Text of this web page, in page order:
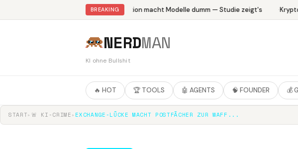
BREAKING
Abliteration macht Modelle dumm — Studie zeigt's
NERDMAN
KI ohne Bullshit
🔥 HOT 🏆 TOOLS 🤖 AGENTS 🧠 FOUNDER 💰
START▸ 🚨 KI-CRIME▸ EXCHANGE-LÜCKE MACHT POSTFÄCHER ZUR WAFF...